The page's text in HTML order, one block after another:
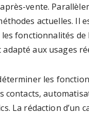
vente.
actuelles. Il
fonctionnalités de
aux usages
les
contacts,
La rédaction d’un